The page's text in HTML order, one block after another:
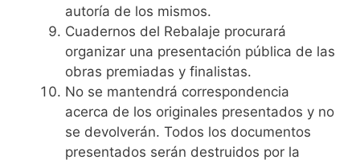
autoría de los mismos.
Cuadernos del Rebalaje procurará
organizar una presentación pública de las
obras premiadas y finalistas.
No se mantendrá correspondencia
acerca de los originales presentados y no
se devolverán. Todos los documentos
presentados serán destruidos por la